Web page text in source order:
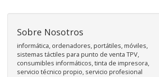
Sobre Nosotros
informática, ordenadores, portátiles, móviles,
sistemas táctiles para punto de venta TPV,
consumibles informáticos, tinta de impresora,
servicio técnico propio, servicio profesional